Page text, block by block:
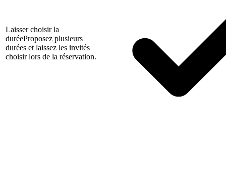
Laisser choisir la
duréeProposez plusieurs
durées et laissez les invités
choisir lors de la réservation.